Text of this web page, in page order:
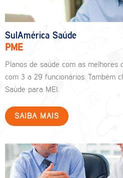
SulAmérica Saúde
PME
Planos de saúde com as melhores
com 3 a 29 funcionários. Também
Saúde para MEI.
SAIBA MAIS